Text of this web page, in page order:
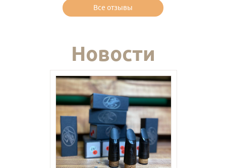
Все отзывы
Новости